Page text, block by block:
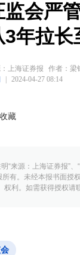
监会严
3年拉
上海证券报
作者：梁
2024-04-27 08:14
收藏
“来源：上海证券报”
所有。未经本报书面授
权利。如需获得授权请